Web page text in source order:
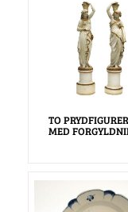
TO
MED